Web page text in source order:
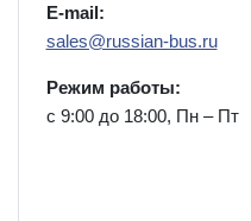
E-mail:
sales@russian-bus.ru
Режим работы:
с 9:00 до 18:00, Пн – Пт